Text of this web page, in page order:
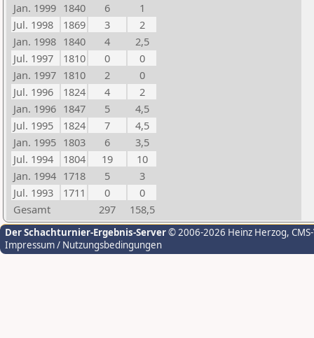
Jan. 1999 1840 6
1
Jul. 1998
1869 3
2
Jan. 1998 1840 4
2,5
Jul. 1997
1810 0
0
Jan. 1997 1810 2
0
Jul. 1996
1824 4
2
Jan. 1996 1847 5
4,5
Jul. 1995
1824 7
4,5
Jan. 1995 1803 6
3,5
Jul. 1994
1804 19
10
Jan. 1994 1718 5
3
Jul. 1993
1711 0
0
Gesamt
297 158,5
Der Schachturnier-Ergebnis-Server© 2006-2026 Heinz Herzog,
Impressum / Nutzungsbedingungen